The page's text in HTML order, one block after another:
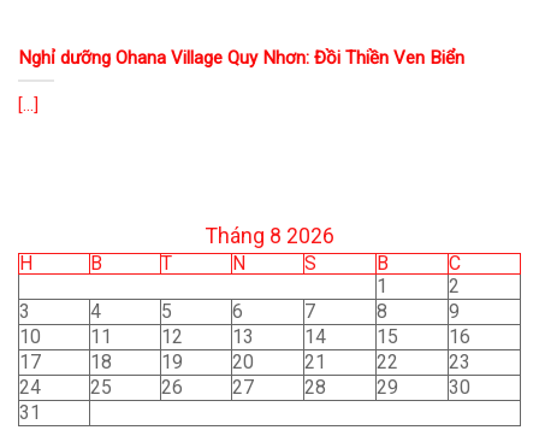
Nghỉ dưỡng Ohana Village Quy Nhơn: Đồi Thiền Ven Biển
[...]
Tháng 8 2026
H B T N S B
C
1
2
3
4 5 6 7 8
9
10
11 12 13 14 15
16
17
18 19 20 21 22
23
24
25 26 27 28 29
30
31